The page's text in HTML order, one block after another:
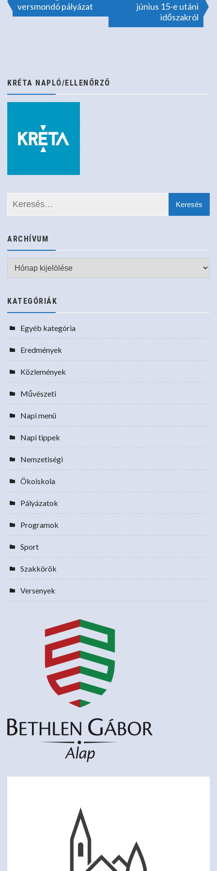
versmondó pályázat
június 15-e utáni
időszakról
KRÉTA NAPLÓ/ELLENŐRZŐ
ARCHÍVUM
Archívum
KATEGÓRIÁK
Egyéb kategória
Eredmények
Közlemények
Művészeti
Napi menü
Napi tippek
Nemzetiségi
Ökoiskola
Pályázatok
Programok
Sport
Szakkörök
Versenyek